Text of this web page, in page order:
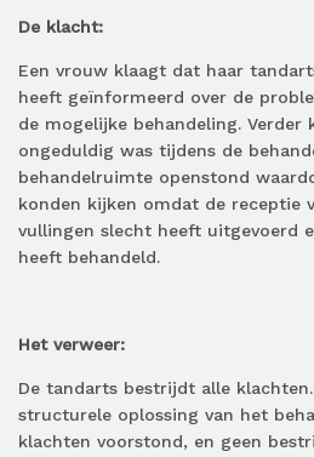
De klacht:
Een vrouw klaagt dat haar
heeft geïnformeerd over de
de mogelijke behandeling.
ongeduldig was tijdens de
behandelruimte openstond
konden kijken omdat de receptie
vullingen slecht heeft uitgevoerd
heeft behandeld.
Het verweer:
De tandarts bestrijdt alle
structurele oplossing van het
klachten voorstond, en geen